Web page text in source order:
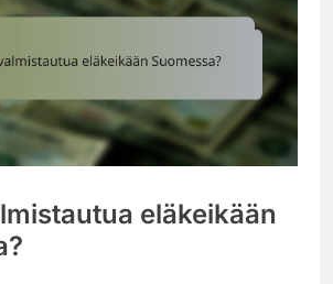
eläkeikään